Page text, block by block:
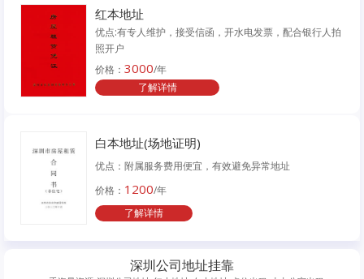
红本地址
优点:有专人维护，接受信函，开水电发票，配合银行人拍
照开户
价格： 3000/年
了解详情
白本地址(场地证明)
优点：附属服务费用便宜，有效避免异常地址
价格： 1200/年
了解详情
深圳公司地址挂靠